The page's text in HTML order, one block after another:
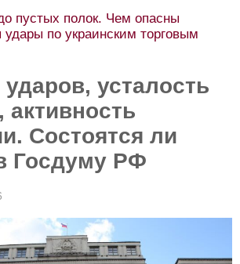
пустых полок. Чем опасны
по украинским торговым
усталость
Состоятся ли
Госдуму РФ